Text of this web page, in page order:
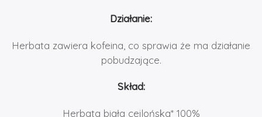
Działanie:
Herbata zawiera kofeina, co sprawia że ma działanie
pobudzające.
Skład:
Herbata biała cejlońska* 100%